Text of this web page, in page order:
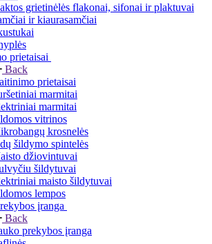
grietinėlės flakonai, sifonai ir plaktuvai
ir kiaurasamčiai
prietaisai
Back
prietaisai
marmitai
marmitai
vitrinos
krosnelės
šildymo spintelės
džiovintuvai
šildytuvai
maisto šildytuvai
lempos
įranga
Back
prekybos įranga